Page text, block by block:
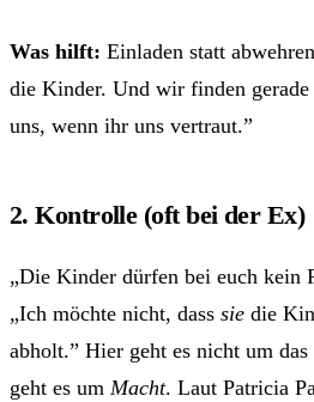
Was hilft: Einladen statt
die Kinder. Und wir finden
uns, wenn ihr uns vertraut.”
2. Kontrolle (oft bei der Ex)
„Die Kinder dürfen bei euch kein
„Ich möchte nicht, dass sie die
abholt.” Hier geht es nicht um
geht es um Macht. Laut Patricia